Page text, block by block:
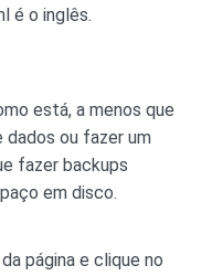
é o inglês.
está, a menos que
dados ou fazer um
fazer backups
em disco.
página e clique no